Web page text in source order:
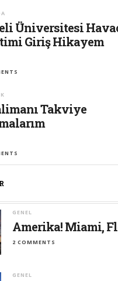
Üniversitesi
Giriş Hikayem
Takviye
GENEL
Amerika! Miami,
2 COMMENTS
GENEL